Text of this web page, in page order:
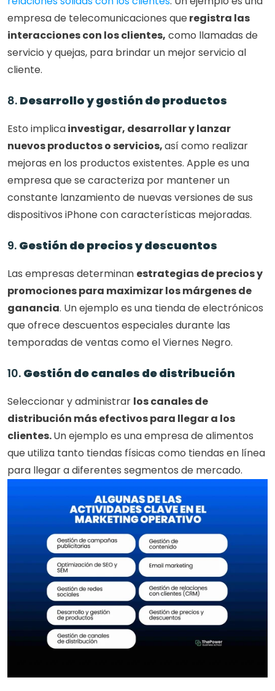
empresa de telecomunicaciones que registra las
interacciones con los clientes, como llamadas de
servicio y quejas, para brindar un mejor servicio al
cliente.
8. Desarrollo y gestión de productos
Esto implica investigar, desarrollar y lanzar
nuevos productos o servicios, así como realizar
mejoras en los productos existentes. Apple es una
empresa que se caracteriza por mantener un
constante lanzamiento de nuevas versiones de sus
dispositivos iPhone con características mejoradas.
9. Gestión de precios y descuentos
Las empresas determinan estrategias de precios y
promociones para maximizar los márgenes de
ganancia. Un ejemplo es una tienda de electrónicos
que ofrece descuentos especiales durante las
temporadas de ventas como el Viernes Negro.
10. Gestión de canales de distribución
Seleccionar y administrar los canales de
distribución más efectivos para llegar a los
clientes. Un ejemplo es una empresa de alimentos
que utiliza tanto tiendas físicas como tiendas en línea
para llegar a diferentes segmentos de mercado.